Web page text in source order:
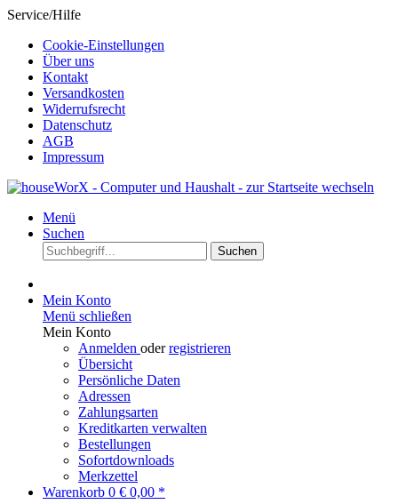
Service/Hilfe
Cookie-Einstellungen
Über uns
Kontakt
Versandkosten
Widerrufsrecht
Datenschutz
AGB
Impressum
Menü
Suchen
Suchen
Mein Konto
Menü schließen
Mein Konto
Anmelden oderregistrieren
Übersicht
Persönliche Daten
Adressen
Zahlungsarten
Kreditkarten verwalten
Bestellungen
Sofortdownloads
Merkzettel
Warenkorb 0 € 0,00 *